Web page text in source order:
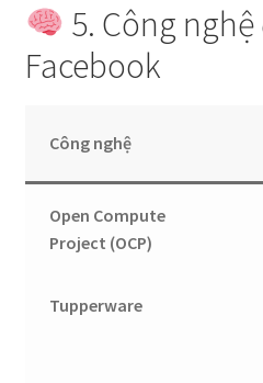
5. Công
Facebook
Công nghệ
Open Compute
Project (OCP)
Tupperware